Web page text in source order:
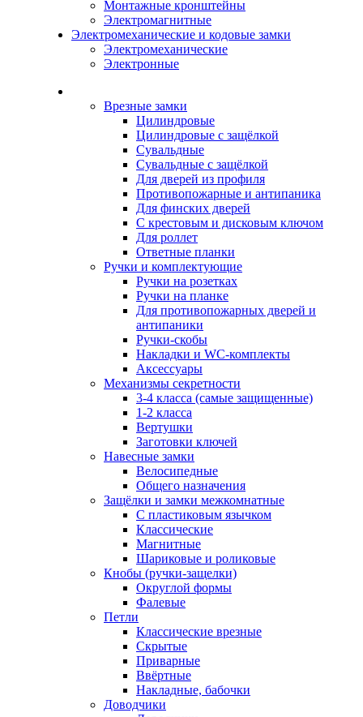
Монтажные кронштейны
Электромагнитные
Электромеханические и кодовые замки
Электромеханические
Электронные
Врезные замки
Цилиндровые
Цилиндровые с защёлкой
Сувальдные
Сувальдные с защёлкой
Для дверей из профиля
Противопожарные и антипаника
Для финских дверей
С крестовым и дисковым ключом
Для роллет
Ответные планки
Ручки и комплектующие
Ручки на розетках
Ручки на планке
Для противопожарных дверей и
антипаники
Ручки-скобы
Накладки и WC-комплекты
Аксессуары
Механизмы секретности
3-4 класса (самые защищенные)
1-2 класса
Вертушки
Заготовки ключей
Навесные замки
Велосипедные
Общего назначения
Защёлки и замки межкомнатные
С пластиковым язычком
Классические
Магнитные
Шариковые и роликовые
Кнобы (ручки-защелки)
Округлой формы
Фалевые
Петли
Классические врезные
Скрытые
Приварные
Ввёртные
Накладные, бабочки
Доводчики